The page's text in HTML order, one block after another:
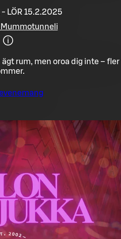
- LÖR 15.2.2025
Mummotunneli
rum, men oroa dig inte – fler